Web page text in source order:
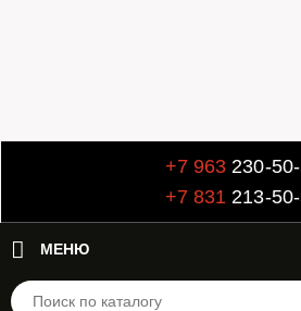
+7 963 230-
+7 831 213-
МЕНЮ